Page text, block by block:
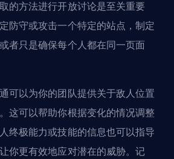
的方法进行开放讨论是至关重要
防守或攻击一个特定的站点，制定
者只是确保每个人都在同一页面
可以为你的团队提供关于敌人位置
这可以帮助你根据变化的情况调整
终极能力或技能的信息也可以指导
你更有效地应对潜在的威胁。记